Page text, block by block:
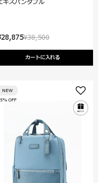
¥38,500
カートに入れる
キスパンダブル
OFF
NEW